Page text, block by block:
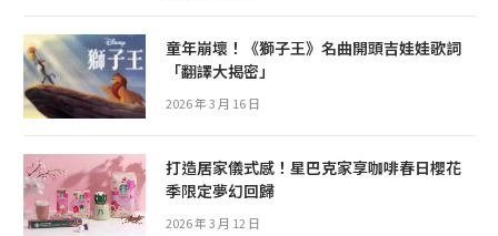
童年崩壞！《獅子王》名曲開頭吉娃娃歌詞
「翻譯大揭密」
2026 年 3 月 16 日
打造居家儀式感！星巴克家享咖啡春日櫻花
季限定夢幻回歸
2026 年 3 月 12 日